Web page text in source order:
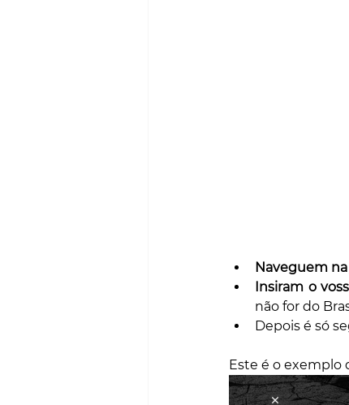
Naveguem
Insiram o
não for do
Depois é só
Este é o exemplo